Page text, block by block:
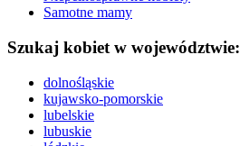
Samotne mamy
Szukaj kobiet w województwie:
dolnośląskie
kujawsko-pomorskie
lubelskie
lubuskie